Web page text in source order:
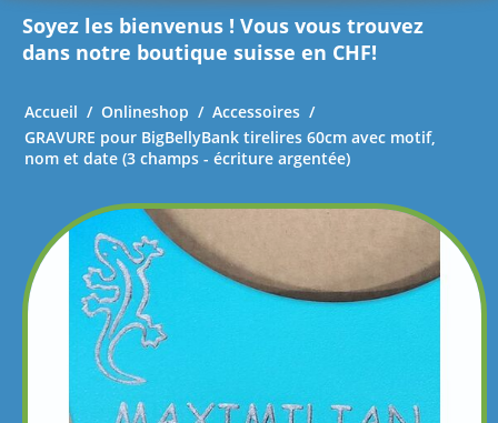
Soyez les bienvenus ! Vous vous trouvez
dans notre boutique suisse en CHF!
Accueil / Onlineshop / Accessoires /
GRAVURE pour BigBellyBank tirelires 60cm avec motif,
nom et date (3 champs - écriture argentée)